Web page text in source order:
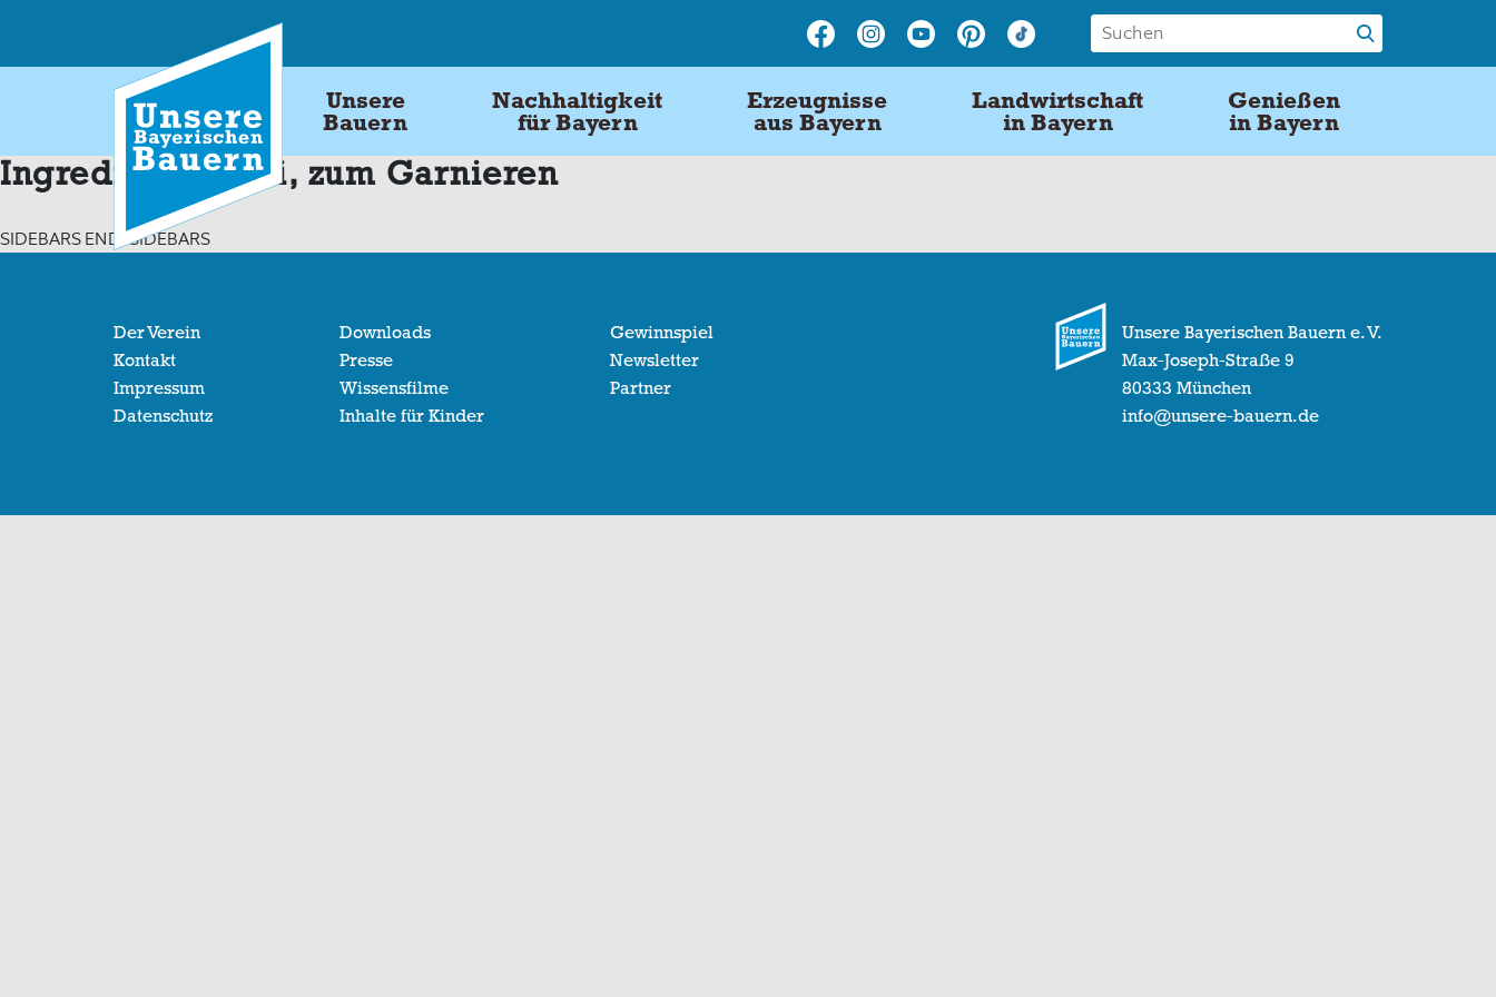
content
Unsere
Bauern
Nachhaltigkeit
für Bayern
Erzeugnisse
aus Bayern
Landwirtschaft
in Bayern
Genießen
in Bayern
Ingredients:Kiwi, zum Garnieren
SIDEBARS END: SIDEBARS
Der Verein
Kontakt
Impressum
Datenschutz
Downloads
Presse
Wissensfilme
Inhalte für Kinder
Gewinnspiel
Newsletter
Partner
Unsere Bayerischen Bauern e. V.
Max-Joseph-Straße 9
80333 München
info@unsere-bauern.de